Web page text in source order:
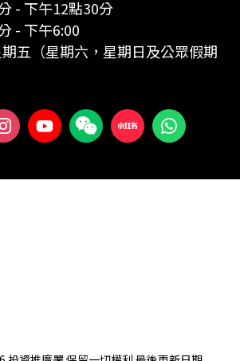
- 下午12點30分
- 下午6:00
五（星期六，星期日及公眾假期